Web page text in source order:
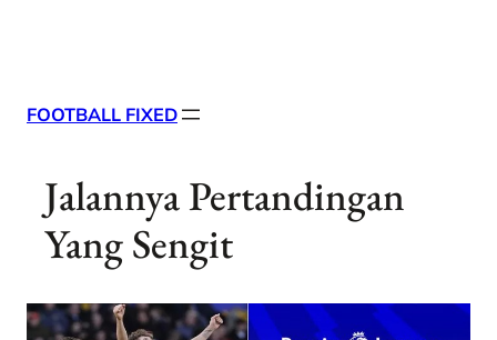
FOOTBALL FIXED
Jalannya Pertandingan
Yang Sengit